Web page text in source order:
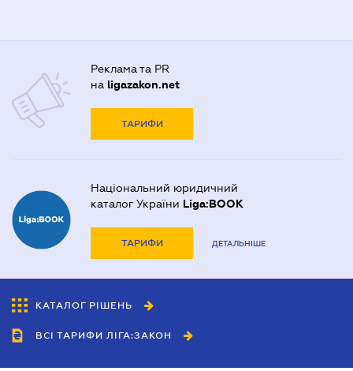
Реклама та PR
на ligazakon.net
ТАРИФИ
Національний юридичний
каталог України Liga:BOOK
ТАРИФИ ДЕТАЛЬНІШЕ
КАТАЛОГ РІШЕНЬ
ВСІ ТАРИФИ ЛІГА:ЗАКОН